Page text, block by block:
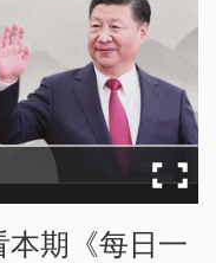
本期《每日一